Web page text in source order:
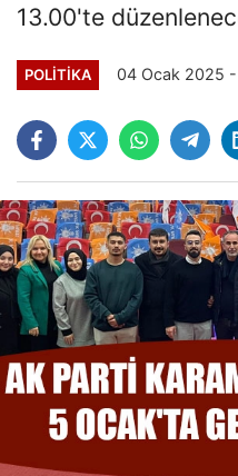
13.00'te
POLITIKA 04 Ocak 2025